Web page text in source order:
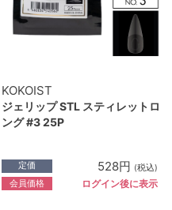
KOKOIST
ジェリップ STL スティレットロ
ング #3 25P
定価 528円 (税込)
会員価格 ログイン後に表示